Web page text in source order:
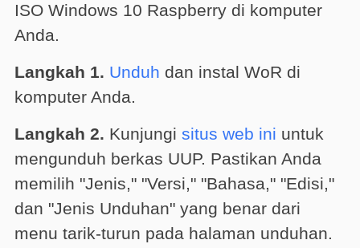
ISO Windows 10 Raspberry di komputer
Anda.
Langkah 1. Unduh dan instal WoR di
komputer Anda.
Langkah 2. Kunjungi situs web ini untuk
mengunduh berkas UUP. Pastikan Anda
memilih "Jenis," "Versi," "Bahasa," "Edisi,"
dan "Jenis Unduhan" yang benar dari
menu tarik-turun pada halaman unduhan.